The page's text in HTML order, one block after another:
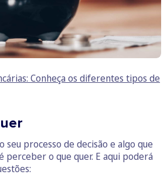
Conheça os diferentes tipos de
seu processo de decisão e algo que
perceber o que quer. E aqui poderá